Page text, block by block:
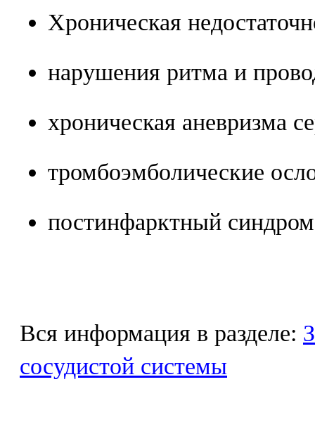
Хроническая
нарушения ритма и
хроническая аневризма
тромбоэмболические
постинфарктный
Вся информация в разделе:
сосудистой системы